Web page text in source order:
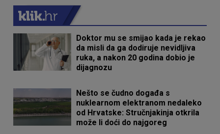
Doktor mu se smijao kada je rekao
da misli da ga dodiruje nevidljiva
ruka, a nakon 20 godina dobio je
dijagnozu
Nešto se čudno događa s
nuklearnom elektranom nedaleko
od Hrvatske: Stručnjakinja otkrila
može li doći do najgoreg